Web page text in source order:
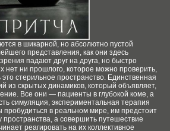
в шикарной, но абсолютно пустой
представления, как они здесь
падают друг на друга, но быстро
нет ни прошлого, которое можно проверить,
стерильное пространство. Единственная
из скрытых динамиков, который объявляет,
Все они — пациенты в глубокой коме, а
симуляция, экспериментальная терапия
в реальном мире, им предстоит
пространства, а совершить путешествие
реагировать на их коллективное